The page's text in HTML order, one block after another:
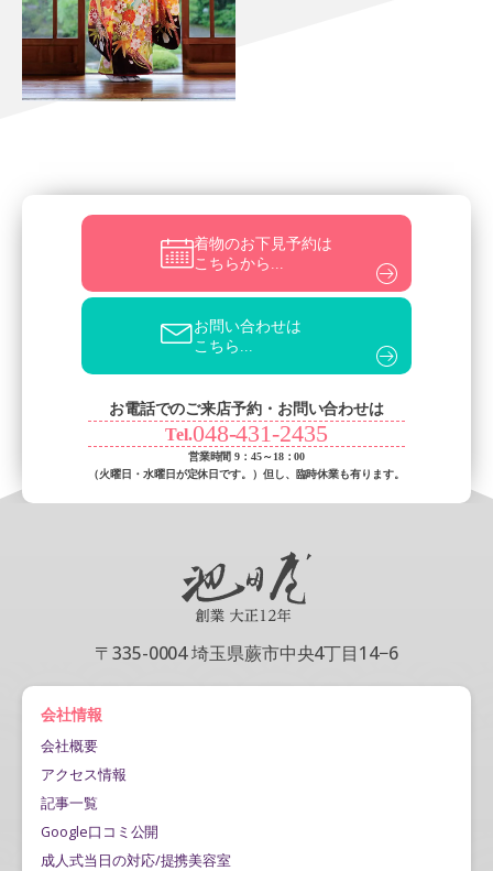
着物のお下見予約は
こちらから...
お問い合わせは
こちら...
お電話でのご来店予約・お問い合わせは
Tel.048-431-2435
営業時間 9：45～18：00
（火曜日・水曜日が定休日です。） 但し、臨時休業も有ります。
〒335-0004 埼玉県蕨市中央4丁目14−6
会社情報
会社概要
アクセス情報
記事一覧
Google口コミ公開
成人式当日の対応/提携美容室